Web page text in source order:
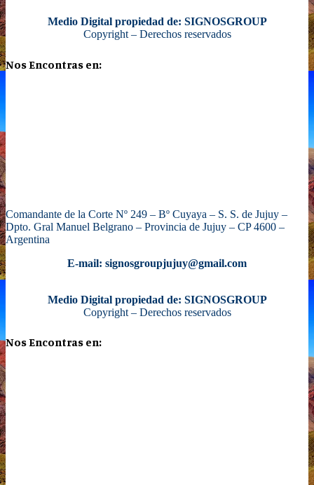
Medio Digital propiedad de: SIGNOSGROUP
Copyright – Derechos reservados
Nos Encontras en:
Comandante de la Corte Nº 249 – Bº Cuyaya – S. S. de Jujuy –
Dpto. Gral Manuel Belgrano – Provincia de Jujuy – CP 4600 –
Argentina
E-mail: signosgroupjujuy@gmail.com
Medio Digital propiedad de: SIGNOSGROUP
Copyright – Derechos reservados
Nos Encontras en: